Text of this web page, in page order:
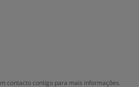
contacto contigo para mais informações.